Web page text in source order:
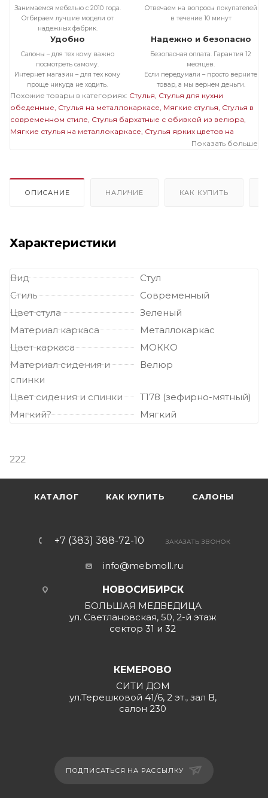
Занимаемся мебелью с 2010 года.
Отбираем лучшие модели от
надежных фабрик.
Отвечаем на вопросы покупателей
в течение 10 минут
Удобно
Салоны – для тех кому важно
посмотреть самому.
Интернет магазин – для тех кому
проще никуда не ходить.
Надежно и безопасно
Безопасная оплата. Гарантия 12
месяцев.
Если передумали – просто верните
товар, а мы вернем деньги.
Похожие товары в категориях: Стулья Стулья для кухни
обеденные Стулья на металлокаркасе Мягкие стулья Стулья в
современном стиле Стулья бархатные с обивкой из велюра
Мягкие стулья на металлокаркасе Стулья ярких цветов на
Стулья бархатные с обивкой из велюра на
Показать больше
ОПИСАНИЕ НАЛИЧИЕ КАК КУПИТЬ
Характеристики
Вид
Стул
Стиль
Современный
Цвет стула
Зеленый
Материал каркаса
Металлокаркас
Цвет каркаса
МОККО
Материал сидения и
спинки
Велюр
Цвет сидения и спинки
Т178 (зефирно-мятный)
Мягкий?
Мягкий
222
КАТАЛОГ КАК КУПИТЬ САЛОНЫ
+7 (383) 388-72-10 ЗАКАЗАТЬ ЗВОНОК
info@mebmoll.ru
НОВОСИБИРСК
БОЛЬШАЯ МЕДВЕДИЦА
ул. Светлановская, 50, 2-й этаж
сектор 31 и 32
КЕМЕРОВО
СИТИ ДОМ
ул.Терешковой 41/6, 2 эт., зал В,
салон 230
ПОДПИСАТЬСЯ НА РАССЫЛКУ